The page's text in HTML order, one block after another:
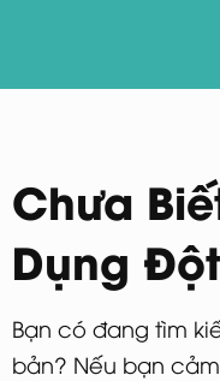
Chưa
Dụng
Bạn có đang tìm
bản? Nếu bạn